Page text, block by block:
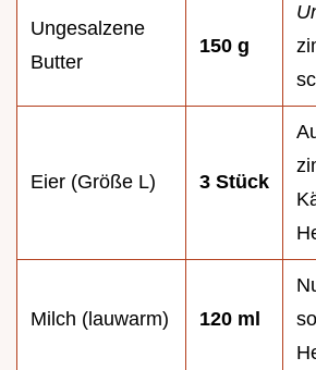
Ungesalzene
Butter
150 g
Eier (Größe L) 3 Stück
Milch (lauwarm) 120 ml